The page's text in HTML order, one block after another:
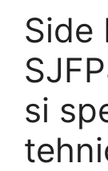
Side
si